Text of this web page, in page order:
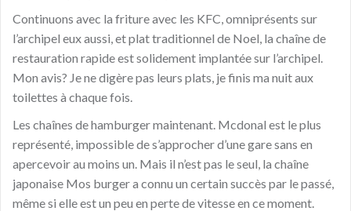
Continuons avec la friture avec les KFC, omniprésents sur
l’archipel eux aussi, et plat traditionnel de Noel, la chaîne de
restauration rapide est solidement implantée sur l’archipel.
Mon avis? Je ne digère pas leurs plats, je finis ma nuit aux
toilettes à chaque fois.
Les chaînes de hamburger maintenant. Mcdonal est le plus
représenté, impossible de s’approcher d’une gare sans en
apercevoir au moins un. Mais il n’est pas le seul, la chaîne
japonaise Mos burger a connu un certain succès par le passé,
même si elle est un peu en perte de vitesse en ce moment.